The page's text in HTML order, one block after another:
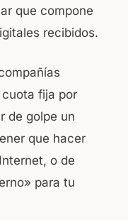
que compone
recibidos.
fija por
de golpe un
que hacer
o de
para tu